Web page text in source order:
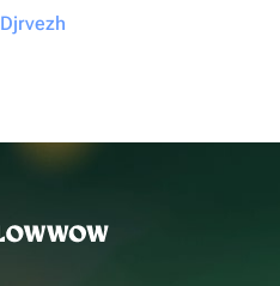
Djrvezh